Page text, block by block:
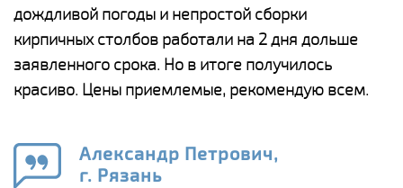
дождливой погоды и непростой сборки
кирпичных столбов работали на 2 дня дольше
заявленного срока. Но в итоге получилось
красиво. Цены приемлемые, рекомендую всем.
Александр Петрович,
г. Рязань